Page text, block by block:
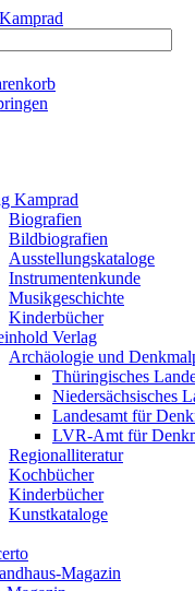
Kamprad
Biografien
Bildbiografien
Ausstellungskataloge
Instrumentenkunde
Musikgeschichte
Kinderbücher
Verlag
Archäologie und
Thüringisches
Niedersächsisches
Landesamt für
LVR-Amt für
Regionalliteratur
Kochbücher
Kinderbücher
Kunstkataloge
Magazin